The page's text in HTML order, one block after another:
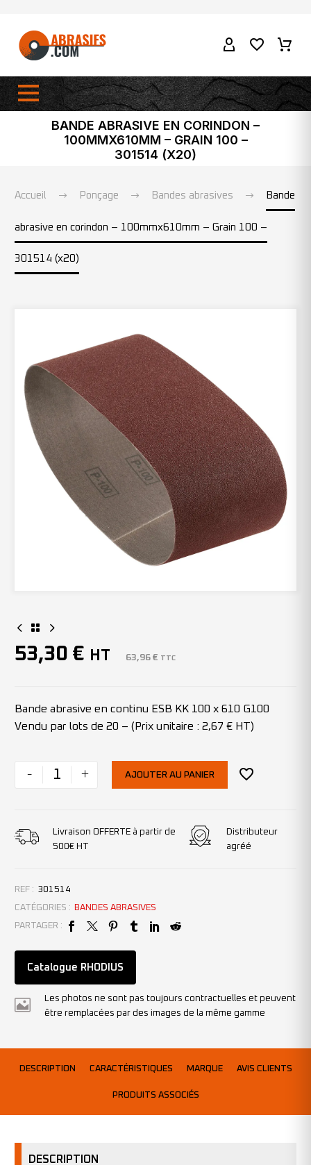
BANDE ABRASIVE EN CORINDON –
100MMX610MM – GRAIN 100 –
301514 (X20)
Accueil Ponçage Bandes abrasives Bande
abrasive en corindon – 100mmx610mm – Grain 100 –
301514 (x20)
53,30 € HT 63,96 € TTC
Bande abrasive en continu ESB KK 100 x 610 G100
Vendu par lots de 20 – (Prix unitaire : 2,67 € HT)
- + AJOUTER AU PANIER
Livraison OFFERTE à partir de
500€ HT
Distributeur
agréé
REF : 301514
CATÉGORIES :
BANDES ABRASIVES
PARTAGER :
Catalogue RHODIUS
Les photos ne sont pas toujours contractuelles et peuvent
être remplacées par des images de la même gamme
DESCRIPTION CARACTÉRISTIQUES MARQUE AVIS CLIENTS
PRODUITS ASSOCIÉS
DESCRIPTION